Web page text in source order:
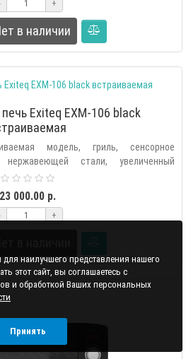
+
в наличии
Exiteq EXM-106 black
модель, гриль, сенсорное
стали, увеличенный
дизайн..
23 000.00 р.
+
наилучшего представления нашего
этот сайт, вы соглашаетесь с
и обработкой Ваших персональных
Принять